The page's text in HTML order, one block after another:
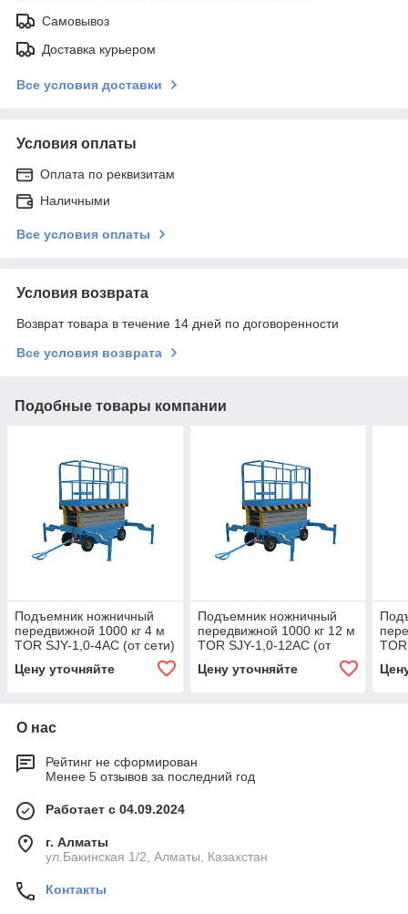
Самовывоз
Доставка курьером
Все условия доставки
Условия оплаты
Оплата по реквизитам
Наличными
Все условия оплаты
Условия возврата
Возврат товара в течение 14 дней по договоренности
Все условия возврата
Подобные товары компании
Подъемник ножничный
передвижной 1000 кг 4 м
TOR SJY-1,0-4AC (от сети)
Цену уточняйте
Подъемник ножничный
передвижной 1000 кг 12 м
TOR SJY-1,0-12AC (от
Цену уточняйте
О нас
Рейтинг не сформирован
Менее 5 отзывов за последний год
Работает с 04.09.2024
г. Алматы
ул.Бакинская 1/2, Алматы, Казахстан
Контакты